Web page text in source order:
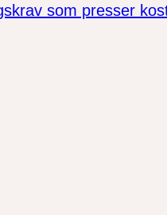
som presser